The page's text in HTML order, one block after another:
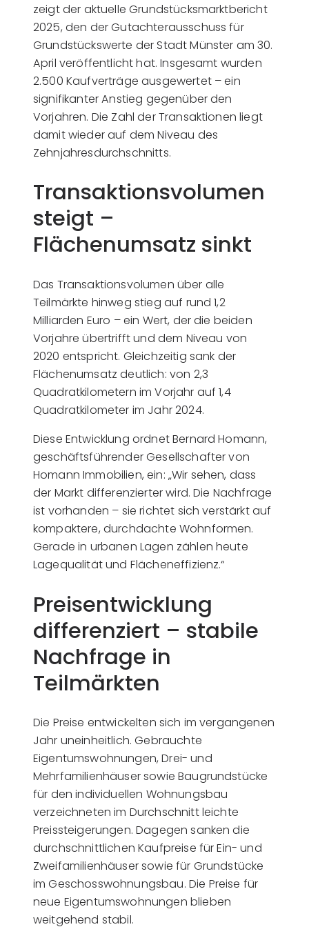
zeigt der aktuelle Grundstücksmarktbericht
2025, den der Gutachterausschuss für
Grundstückswerte der Stadt Münster am 30.
April veröffentlicht hat. Insgesamt wurden
2.500 Kaufverträge ausgewertet – ein
signifikanter Anstieg gegenüber den
Vorjahren. Die Zahl der Transaktionen liegt
damit wieder auf dem Niveau des
Zehnjahresdurchschnitts.
Transaktionsvolumen
steigt –
Flächenumsatz sinkt
Das Transaktionsvolumen über alle
Teilmärkte hinweg stieg auf rund 1,2
Milliarden Euro – ein Wert, der die beiden
Vorjahre übertrifft und dem Niveau von
2020 entspricht. Gleichzeitig sank der
Flächenumsatz deutlich: von 2,3
Quadratkilometern im Vorjahr auf 1,4
Quadratkilometer im Jahr 2024.
Diese Entwicklung ordnet Bernard Homann,
geschäftsführender Gesellschafter von
Homann Immobilien, ein: „Wir sehen, dass
der Markt differenzierter wird. Die Nachfrage
ist vorhanden – sie richtet sich verstärkt auf
kompaktere, durchdachte Wohnformen.
Gerade in urbanen Lagen zählen heute
Lagequalität und Flächeneffizienz.“
Preisentwicklung
differenziert – stabile
Nachfrage in
Teilmärkten
Die Preise entwickelten sich im vergangenen
Jahr uneinheitlich. Gebrauchte
Eigentumswohnungen, Drei- und
Mehrfamilienhäuser sowie Baugrundstücke
für den individuellen Wohnungsbau
verzeichneten im Durchschnitt leichte
Preissteigerungen. Dagegen sanken die
durchschnittlichen Kaufpreise für Ein- und
Zweifamilienhäuser sowie für Grundstücke
im Geschosswohnungsbau. Die Preise für
neue Eigentumswohnungen blieben
weitgehend stabil.